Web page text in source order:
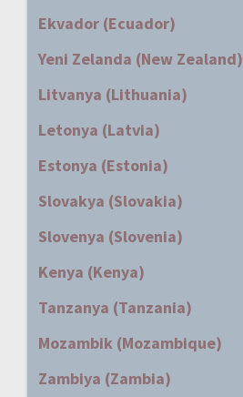
Ekvador (Ecuador)
Yeni Zelanda (New Zealand)
Litvanya (Lithuania)
Letonya (Latvia)
Estonya (Estonia)
Slovakya (Slovakia)
Slovenya (Slovenia)
Kenya (Kenya)
Tanzanya (Tanzania)
Mozambik (Mozambique)
Zambiya (Zambia)